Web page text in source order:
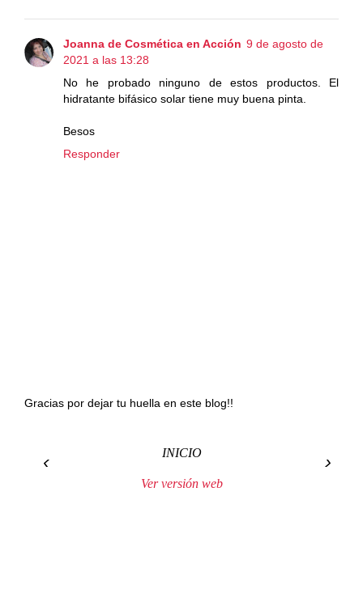
Joanna de Cosmética en Acción 9 de agosto de
2021 a las 13:28
No he probado ninguno de estos productos. El
hidratante bifásico solar tiene muy buena pinta.
Besos
Responder
Gracias por dejar tu huella en este blog!!
‹ ›
INICIO
Ver versión web